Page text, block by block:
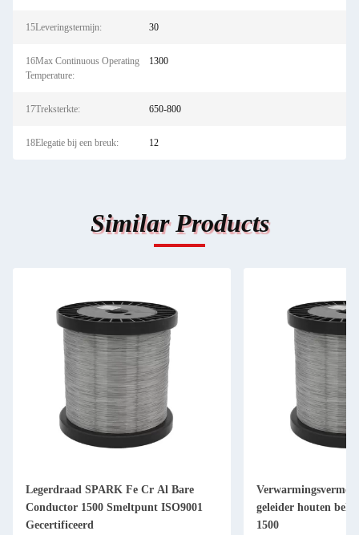
15Leveringstermijn: 30
16Max Continuous Operating
Temperature:
1300
17Treksterkte: 650-800
18Elegatie bij een breuk: 12
Similar Products
Legerdraad SPARK Fe Cr Al Bare
Conductor 1500 Smeltpunt ISO9001
Gecertificeerd
geleider houten
1500